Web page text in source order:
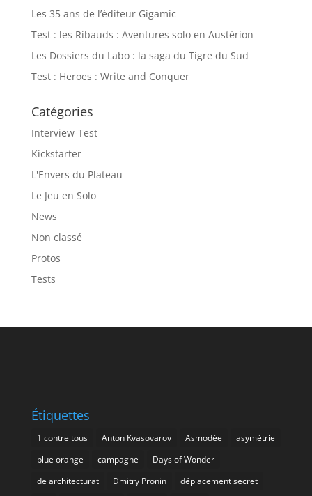
Les 35 ans de l’éditeur Gigamic
Test : les Ribauds : Aventures solo en Austérion
Les Dossiers du Labo : la saga du Tigre du Sud
Test : Heroes : Write and Conquer
Catégories
Interview-Test
Kickstarter
L'Envers du Plateau
Le Jeu en Solo
News
Non classé
Protos
Tests
Étiquettes
1 contre tous Anton Kvasovarov Asmodée
asymétrie
blue orange
campagne
Days of Wonder
de architecturat
Dmitry Pronin
déplacement secret